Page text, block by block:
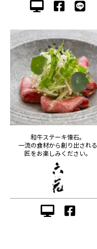
和牛ステーキ懐石。
一流の食材から創り出される
匠をお楽しみください。